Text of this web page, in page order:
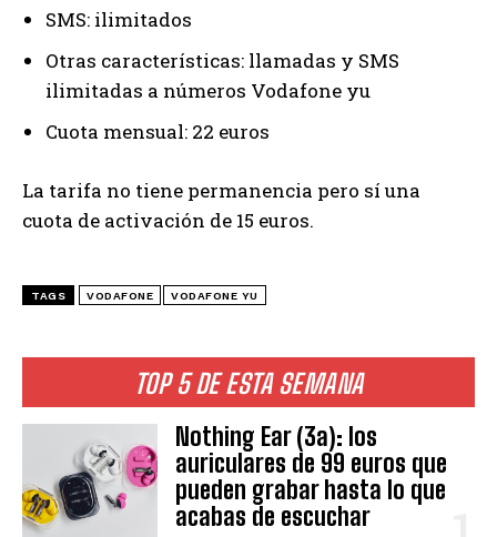
TOP 5 DE ESTA SEMANA
Nothing Ear (3a): los
auriculares de 99 euros que
pueden grabar hasta lo que
acabas de escuchar
SMS: ilimitados
Otras características: llamadas y SMS
ilimitadas a números Vodafone yu
Cuota mensual: 22 euros
La tarifa no tiene permanencia pero sí una
cuota de activación de 15 euros.
TAGS VODAFONE VODAFONE YU